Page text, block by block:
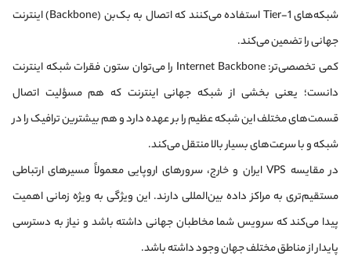
شبکه‌های Tier-1 استفاده می‌کنند که اتصال به بک‌بن (Backbone) اینترنت
جهانی را تضمین می‌کند.
کمی تخصصی‌تر: Internet Backbone را می‌توان ستون فقرات شبکه اینترنت
دانست؛ یعنی بخشی از شبکه جهانی اینترنت که هم مسؤلیت اتصال
قسمت‌های مختلف این شبکه عظیم را بر عهده دارد و هم بیشترین ترافیک را در
شبکه و با سرعت‌های بسیار بالا منتقل می‌کند.
در مقایسه VPS ایران و خارج، سرورهای اروپایی معمولاً مسیرهای ارتباطی
مستقیم‌تری به مراکز داده بین‌المللی دارند. این ویژگی به ویژه زمانی اهمیت
پیدا می‌کند که سرویس شما مخاطبان جهانی داشته باشد و نیاز به دسترسی
پایدار از مناطق مختلف جهان وجود داشته باشد.